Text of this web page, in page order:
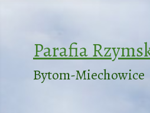
Parafia
Bytom-Miechowice